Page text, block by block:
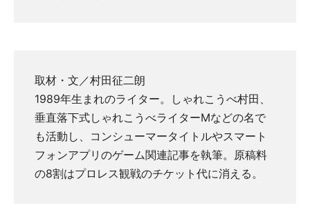
取材・文／村田征二朗
1989年生まれのライター。しゃれこうべ村田、
垂直落下式しゃれこうべライターMなどの名で
も活動し、コンシューマータイトルやスマート
フォンアプリのゲーム関連記事を執筆。原稿料
の8割はプロレス観戦のチケット代に消える。